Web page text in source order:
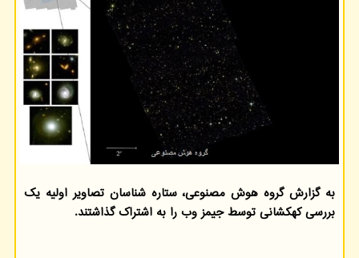
به گزارش گروه هوش مصنوعی، ستاره شناسان تصاویر اولیه یک
بررسی کهکشانی توسط جیمز وب را به اشتراک گذاشتند.